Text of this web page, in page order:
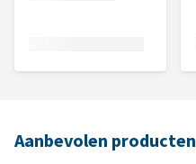
Aanbevolen producten